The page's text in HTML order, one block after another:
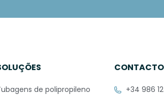
de polipropileno
CONTACTO
+34 986